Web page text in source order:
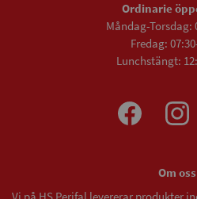
Ordinarie
Måndag-Torsdag:
Fredag:
Lunchstängt:
Om oss